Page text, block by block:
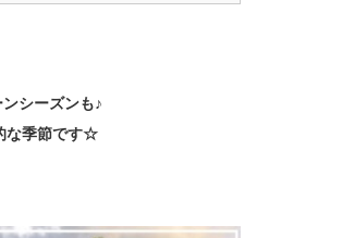
シーズンも♪
な季節です☆